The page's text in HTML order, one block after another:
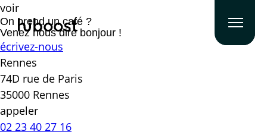
voir
On prend un café ?
Venez nous dire bonjour !
écrivez-nous
Rennes
74D rue de Paris
35000 Rennes
appeler
02 23 40 27 16